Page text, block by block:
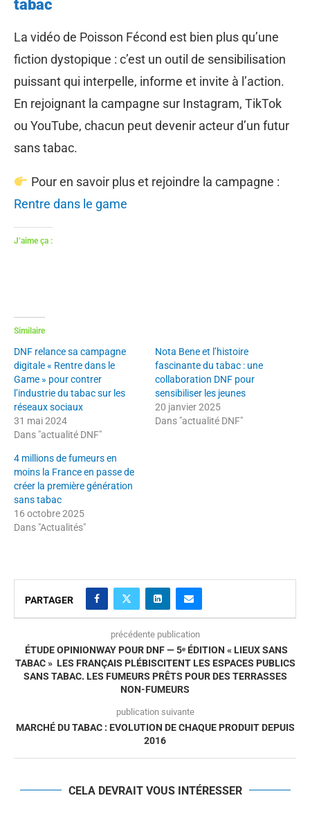
tabac
La vidéo de Poisson Fécond est bien plus qu’une
fiction dystopique : c’est un outil de sensibilisation
puissant qui interpelle, informe et invite à l’action.
En rejoignant la campagne sur Instagram, TikTok
ou YouTube, chacun peut devenir acteur d’un futur
sans tabac.
Pour en savoir plus et rejoindre la campagne :
Rentre dans le game
J’aime ça :
Similaire
DNF relance sa campagne
digitale « Rentre dans le
Game » pour contrer
l’industrie du tabac sur les
réseaux sociaux
31 mai 2024
Dans "actualité DNF"
Nota Bene et l’histoire
fascinante du tabac : une
collaboration DNF pour
sensibiliser les jeunes
20 janvier 2025
Dans "actualité DNF"
4 millions de fumeurs en
moins la France en passe de
créer la première génération
sans tabac
16 octobre 2025
Dans "Actualités"
PARTAGER
précédente publication
ÉTUDE OPINIONWAY POUR DNF — 5ᵉ ÉDITION « LIEUX SANS
TABAC » LES FRANÇAIS PLÉBISCITENT LES ESPACES PUBLICS
SANS TABAC. LES FUMEURS PRÊTS POUR DES TERRASSES
NON-FUMEURS
publication suivante
MARCHÉ DU TABAC : EVOLUTION DE CHAQUE PRODUIT DEPUIS
2016
CELA DEVRAIT VOUS INTÉRESSER